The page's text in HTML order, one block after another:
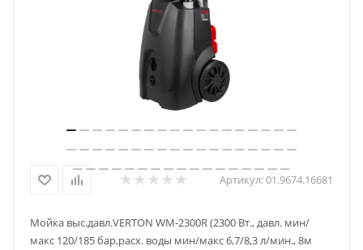
Артикул:01.9674.16681
Мойка выс.давл.VERTON WM-2300R (2300 Вт., давл. мин/
макс 120/185 бар,расх. воды мин/макс 6,7/8,3 л/мин., 8м